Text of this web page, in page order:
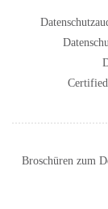
Broschüren zum